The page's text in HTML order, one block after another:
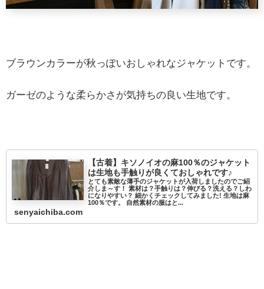
ブラウンカラーが秋っぽいおしゃれなジャケットです。
ガーゼのような柔らかさが気持ちの良い生地です。
【古着】キソノイオの麻100％のジャケット
は生地も手触りが良くておしゃれです♪
とても素敵な薄手のジャケットが入荷しましたのでご紹
介しま～す！ 素材は？手触りは？伸びる？洗える？しわ
になりやすい？ 細かくチェックしてみました! 生地は麻
100％です。 自然素材の服はと...
senyaichiba.com